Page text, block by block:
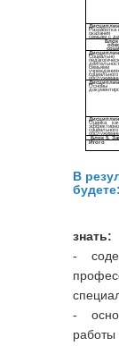
В
будете:
знать:
-
-